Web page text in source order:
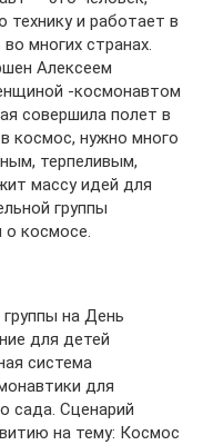
и работает в
многих странах.
Алексеем
-космонавтом
совершила полет в
космос, нужно много
терпеливым,
массу идей для
группы
о космосе.
на День
для детей
система
для
сада. Сценарий
на тему: Космос